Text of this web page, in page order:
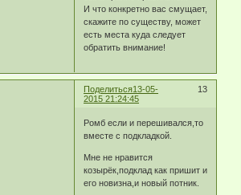
И что конкретно вас смущает,
скажите по существу, может
есть места куда следует
обратить внимание!
Поделиться 13
13-05-
2015 21:24:45
Ромб если и перешивался,то
вместе с подкладкой.
Мне не нравится
козырёк,подклад как пришит и
его новизна,и новый потник.